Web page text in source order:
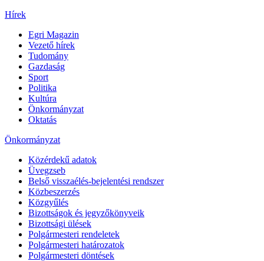
Hírek
Egri Magazin
Vezető hírek
Tudomány
Gazdaság
Sport
Politika
Kultúra
Önkormányzat
Oktatás
Önkormányzat
Közérdekű adatok
Üvegzseb
Belső visszaélés-bejelentési rendszer
Közbeszerzés
Közgyűlés
Bizottságok és jegyzőkönyveik
Bizottsági ülések
Polgármesteri rendeletek
Polgármesteri határozatok
Polgármesteri döntések